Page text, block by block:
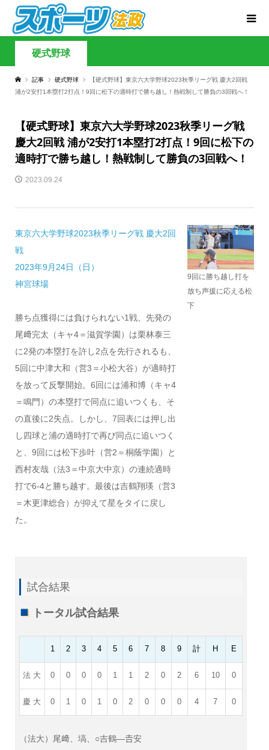
硬式野球
記事 硬式野球
【硬式野球】東京六大学野球2023秋季リーグ戦 慶大2回戦
浦が2安打1本塁打2打点！9回に松下の適時打で勝ち越し！熱戦制して勝負の3回戦へ！
【硬式野球】東京六大学野球2023秋季リーグ戦
慶大2回戦 浦が2安打1本塁打2打点！9回に松下の
適時打で勝ち越し！熱戦制して勝負の3回戦へ！
2023.09.24
東京六大学野球2023秋季リーグ戦 慶大2回
戦
2023年9月24日（日）
神宮球場
勝ち点獲得には負けられない1戦、先発の
尾﨑完太（キャ4＝滋賀学園）は栗林泰三
に2発の本塁打を許し2点を先行されるも、
5回に中津大和（営3＝小松大谷）が適時打
を放って反撃開始。6回には浦和博（キャ4
＝鳴門）の本塁打で同点に追いつくも、そ
の直後に2失点。しかし、7回表には押し出
し四球と浦の適時打で再び同点に追いつく
と、9回には松下歩叶（営2＝桐蔭学園）と
西村友哉（法3＝中京大中京）の連続適時
打で6-4と勝ち越す。最後は吉鶴翔瑛（営3
＝木更津総合）が抑えて星をタイに戻し
た。
9回に勝ち越し打を
放ち声援に応える松
下
試合結果
トータル試合結果
1 2 3 4 5 6 7 8 9 計 H E
法 大 0 0 0 0 1 1 2 0 2 6 10 0
慶 大 0 1 0 1 0 2 0 0 0 4 7 0
（法大）尾﨑、塙、○吉鶴—𠮷安